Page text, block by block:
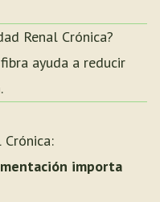
Renal Crónica?
ayuda a reducir
importa